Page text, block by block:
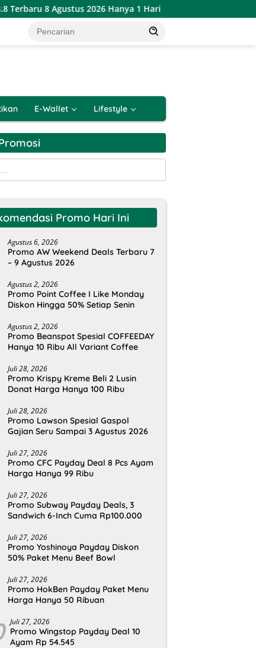
2026 Hanya 1 Hari Katalog Promo PSM
E-Wallet Lifestyle
Promo Hari Ini
Agustus 6, 2026
Promo AW Weekend Deals Terbaru 7
– 9 Agustus 2026
Agustus 2, 2026
Promo Point Coffee I Like Monday
Diskon Hingga 50% Setiap Senin
Agustus 2, 2026
Promo Beanspot Spesial COFFEEDAY
Hanya 10 Ribu All Variant Coffee
Juli 28, 2026
Promo Krispy Kreme Beli 2 Lusin
Donat Harga Hanya 100 Ribu
Juli 28, 2026
Promo Lawson Spesial Gaspol
Gajian Seru Sampai 3 Agustus 2026
Juli 27, 2026
Promo CFC Payday Deal 8 Pcs Ayam
Harga Hanya 99 Ribu
Juli 27, 2026
Promo Subway Payday Deals, 3
Sandwich 6-Inch Cuma Rp100.000
Juli 27, 2026
Promo Yoshinoya Payday Diskon
50% Paket Menu Beef Bowl
Juli 27, 2026
Promo HokBen Payday Paket Menu
Harga Hanya 50 Ribuan
Juli 27, 2026
Promo Wingstop Payday Deal 10
Ayam Rp 54.545